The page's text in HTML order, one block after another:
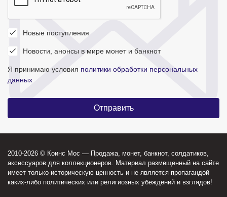
Новые поступления
Новости, анонсы в мире монет и банкнот
Я принимаю условия политики обработки персональных
данных
2010-2026 © Коинс Мос — Продажа, монет, банкнот, солдатиков,
аксессуаров для коллекционеров. Материал размещенный на сайте
имеет только историческую ценность и не является пропагандой
каких-либо политических или религиозных убеждений и взглядов!